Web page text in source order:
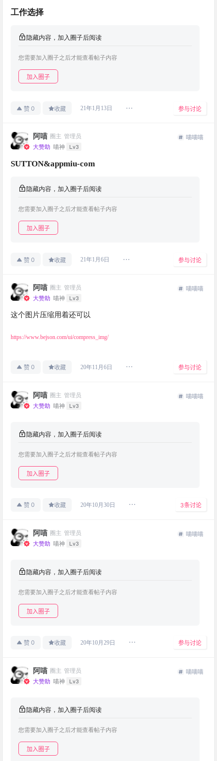
工作选择
隐藏内容，加入圈子后阅读
您需要加入圈子之后才能查看帖子内容
加入圈子
赞 0 收藏 21年1月13日 参与讨论
阿喵 圈主 管理员
大赞助 喵神 Lv3
喵喵喵
SUTTON&appmiu-com
隐藏内容，加入圈子后阅读
您需要加入圈子之后才能查看帖子内容
加入圈子
赞 0 收藏 21年1月6日 参与讨论
阿喵 圈主 管理员
大赞助 喵神 Lv3
喵喵喵
这个图片压缩用着还可以
https://www.bejson.com/ui/compress_img/
赞 0 收藏 20年11月6日 参与讨论
阿喵 圈主 管理员
大赞助 喵神 Lv3
喵喵喵
隐藏内容，加入圈子后阅读
您需要加入圈子之后才能查看帖子内容
加入圈子
赞 0 收藏 20年10月30日 3条讨论
阿喵 圈主 管理员
大赞助 喵神 Lv3
喵喵喵
隐藏内容，加入圈子后阅读
您需要加入圈子之后才能查看帖子内容
加入圈子
赞 0 收藏 20年10月29日 参与讨论
阿喵 圈主 管理员
大赞助 喵神 Lv3
喵喵喵
隐藏内容，加入圈子后阅读
您需要加入圈子之后才能查看帖子内容
加入圈子